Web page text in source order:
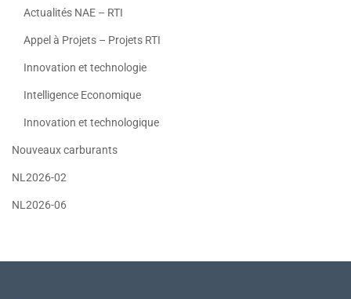
Actualités NAE – RTI
Appel à Projets – Projets RTI
Innovation et technologie
Intelligence Economique
Innovation et technologique
Nouveaux carburants
NL2026-02
NL2026-06